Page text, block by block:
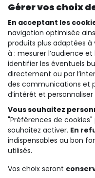
qui sommes-nous ?
besoin d'aide ?
le club fidélité
notre catalogue
Conditions générales de
Politique de confidentialité
Cookies et données
Gérer vos choix
En acceptant les
navigation optimisée
produits plus adaptées à
à : mesurer l’audience
identifier les éventuels
directement ou par
des communications et
d’intérêt et
Vous souhaitez
"Préférences de
souhaitez activer. En
indispensables au bon
utilisés.
Vos choix seront